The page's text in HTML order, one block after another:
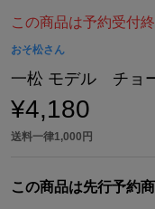
この商品は予約受付
おそ松さん
一松 モデル チョ
¥4,180
送料一律1,000円
この商品は先行予約